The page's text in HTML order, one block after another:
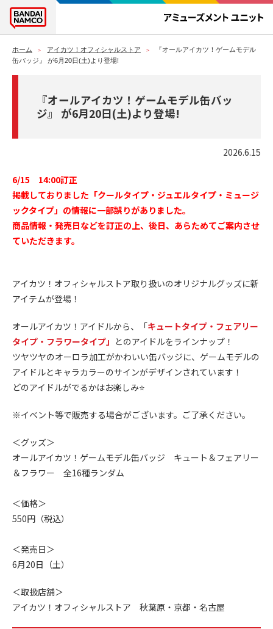
ホーム アイカツ！オフィシャルストア
『オールアイカツ！ゲームモデル
缶バッジ』 が6月20日(土)より登場!
『オールアイカツ！ゲームモデル缶バッ
ジ』 が6月20日(土)より登場!
2026.6.15
6/15 14:00訂正
掲載しておりました「クールタイプ・ジュエルタイプ・ミュージ
ックタイプ」の情報に一部誤りがありました。
商品情報・発売日などを訂正の上、後日、あらためてご案内させ
ていただきます。
アイカツ！オフィシャルストア取り扱いのオリジナルグッズに新
アイテムが登場！
オールアイカツ！アイドルから、「キュートタイプ・フェアリー
タイプ・フラワータイプ」 とのアイドルをラインナップ！
ツヤツヤのオーロラ加工がかわいい缶バッジに、ゲームモデルの
アイドルとキャラカラーのサインがデザインされています！
どのアイドルがでるかはお楽しみ⭐️
※イベント等で販売する場合がございます。ご了承ください。
＜グッズ＞
オールアイカツ！ゲームモデル缶バッジ キュート＆フェアリー
＆フラワー 全16種ランダム
＜価格＞
550円（税込）
＜発売日＞
6月20日（土）
＜取扱店舗＞
アイカツ！オフィシャルストア 秋葉原・京都・名古屋